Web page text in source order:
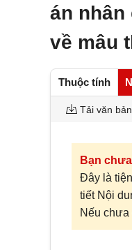
án nhân
về mâu
Thuộc tính
Tải văn bản
Bạn
Đây là
tiết Nội
Nếu chưa